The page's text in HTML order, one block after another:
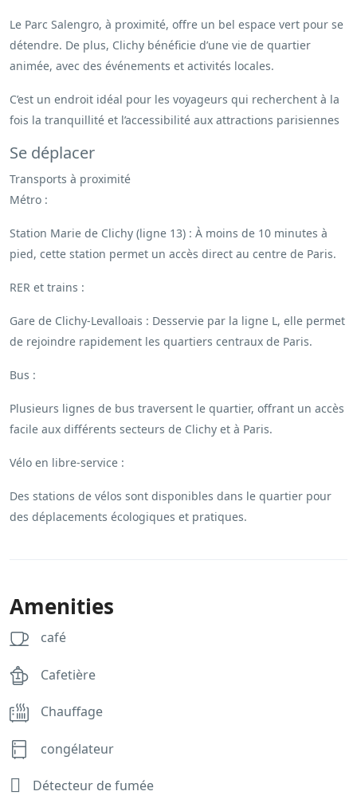
Le Parc Salengro, à proximité, offre un bel espace vert pour se
détendre. De plus, Clichy bénéficie d’une vie de quartier
animée, avec des événements et activités locales.
C’est un endroit idéal pour les voyageurs qui recherchent à la
fois la tranquillité et l’accessibilité aux attractions parisiennes
Se déplacer
Transports à proximité
Métro :
Station Marie de Clichy (ligne 13) : À moins de 10 minutes à
pied, cette station permet un accès direct au centre de Paris.
RER et trains :
Gare de Clichy-Levalloais : Desservie par la ligne L, elle permet
de rejoindre rapidement les quartiers centraux de Paris.
Bus :
Plusieurs lignes de bus traversent le quartier, offrant un accès
facile aux différents secteurs de Clichy et à Paris.
Vélo en libre-service :
Des stations de vélos sont disponibles dans le quartier pour
des déplacements écologiques et pratiques.
Amenities
café
Cafetière
Chauffage
congélateur
Détecteur de fumée